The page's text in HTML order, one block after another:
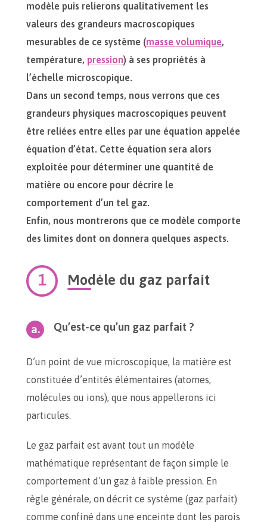
modèle puis relierons qualitativement les
valeurs des grandeurs macroscopiques
mesurables de ce système (masse volumique,
température, pression) à ses propriétés à
l’échelle microscopique.
Dans un second temps, nous verrons que ces
grandeurs physiques macroscopiques peuvent
être reliées entre elles par une équation appelée
équation d’état. Cette équation sera alors
exploitée pour déterminer une quantité de
matière ou encore pour décrire le
comportement d’un tel gaz.
Enfin, nous montrerons que ce modèle comporte
des limites dont on donnera quelques aspects.
Modèle du gaz parfait
Qu’est-ce qu’un gaz parfait ?
D’un point de vue microscopique, la matière est
constituée d’entités élémentaires (atomes,
molécules ou ions), que nous appellerons ici
particules.
Le gaz parfait est avant tout un modèle
mathématique représentant de façon simple le
comportement d’un gaz à faible pression. En
règle générale, on décrit ce système (gaz parfait)
comme confiné dans une enceinte dont les parois